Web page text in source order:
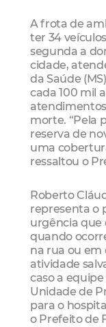
A frota de
ter 34
segunda a
cidade,
da Saúde
cada 100 mil
morte. “Pela
reserva de
uma
ressaltou o
Roberto
representa o
urgência que
quando
na rua ou em
atividade
caso a
Unidade de
para o
o Prefeito de